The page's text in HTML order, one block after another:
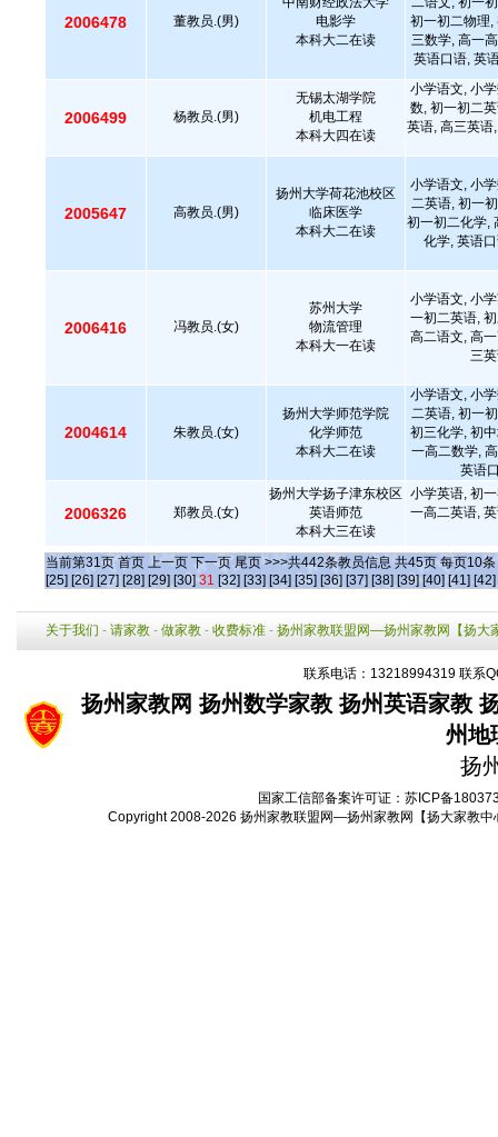
2006478 董教员.(男)
电影学
本科大二在读
初一初二物理,
三数学, 高一
英语口语, 英
2006499 杨教员.(男)
无锡太湖学院
机电工程
本科大四在读
小学语文, 小
数, 初一初二
英语, 高三英语
2005647 高教员.(男)
扬州大学荷花池校区
临床医学
本科大二在读
小学语文, 小
二英语, 初一
初一初二化学,
化学, 英语
2006416 冯教员.(女)
苏州大学
物流管理
本科大一在读
小学语文, 小
一初二英语,
高二语文, 高
三
2004614 朱教员.(女)
扬州大学师范学院
化学师范
本科大二在读
小学语文, 小
二英语, 初一
初三化学, 初
一高二数学,
英语
2006326 郑教员.(女)
扬州大学扬子津东校区
英语师范
本科大三在读
小学英语, 初
一高二英语,
当前第31页 首页 上一页 下一页 尾页 >>>共442条教员信息 共45页 每页10条
[25] [26] [27] [28] [29] [30] 31 [32] [33] [34] [35] [36] [37] [38] [39] [40] [41] [42]
关于我们 - 请家教 - 做家教 - 收费标准 - 扬州家教联盟网—扬州家教网【扬大
联系电话：13218994319 联系
扬州家教网 扬州数学家教 扬州英语家教
州地
扬
国家工信部备案许可证： 苏ICP备
Copyright 2008-2026 扬州家教联盟网—扬州家教网【扬大家教